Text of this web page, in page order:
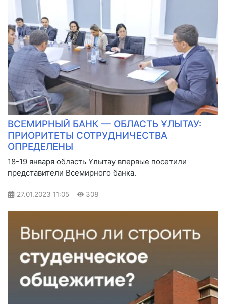
ВСЕМИРНЫЙ БАНК — ОБЛАСТЬ ҰЛЫТАУ:
ПРИОРИТЕТЫ СОТРУДНИЧЕСТВА
ОПРЕДЕЛЕНЫ
18-19 января область Ұлытау впервые посетили
представители Всемирного банка.
27.01.2023 11:05 308